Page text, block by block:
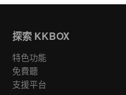
探索 KKBOX
特色功能
免費聽
支援平台